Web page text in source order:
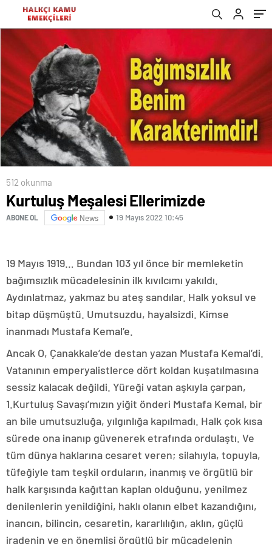
512 okunma
Kurtuluş Meşalesi Ellerimizde
ABONE OL News 19 Mayıs 2022 10:45
19 Mayıs 1919… Bundan 103 yıl önce bir memleketin
bağımsızlık mücadelesinin ilk kıvılcımı yakıldı.
Aydınlatmaz, yakmaz bu ateş sandılar. Halk yoksul ve
bitap düşmüştü. Umutsuzdu, hayalsizdi. Kimse
inanmadı Mustafa Kemal’e.
Ancak O, Çanakkale’de destan yazan Mustafa Kemal’di.
Vatanının emperyalistlerce dört koldan kuşatılmasına
sessiz kalacak değildi. Yüreği vatan aşkıyla çarpan,
1.Kurtuluş Savaşı’mızın yiğit önderi Mustafa Kemal, bir
an bile umutsuzluğa, yılgınlığa kapılmadı. Halk çok kısa
sürede ona inanıp güvenerek etrafında ordulaştı. Ve
tüm dünya haklarına cesaret veren; silahıyla, topuyla,
tüfeğiyle tam teşkil orduların, inanmış ve örgütlü bir
halk karşısında kağıttan kaplan olduğunu, yenilmez
denilenlerin yenildiğini, haklı olanın elbet kazandığını,
inancın, bilincin, cesaretin, kararlılığın, aklın, güçlü
iradenin ve en önemlisi örgütlü bir mücadelenin